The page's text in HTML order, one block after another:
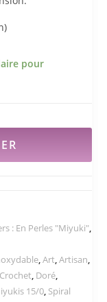
pour
: En Perles "Miyuki",
,Art,Artisan,
Crochet, Doré,
15/0, Spiral